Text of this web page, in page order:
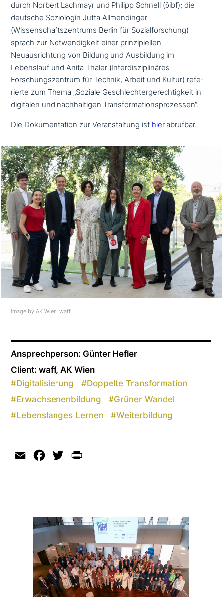
durch Norbert Lachmayr und Philipp Schnell (öibf); die
deutsche Soziologin Jutta Allmendinger
(Wissenschaftszentrums Berlin für Sozialforschung)
sprach zur Notwendigkeit einer prin­zi­pi­el­len
Neuausrichtung von Bildung und Ausbildung im
Lebenslauf und Anita Thaler (Interdisziplinäres
Forschungszentrum für Technik, Arbeit und Kultur) refe­
rier­te zum Thema „Soziale Geschlechtergerechtigkeit in
digitalen und nach­hal­ti­gen Transformationsprozessen“.
Die Dokumentation zur Veranstaltung ist hier abrufbar.
image by AK Wien, waff
Ansprechperson: Günter Hefler
Client: waff, AK Wien
#Digitalisierung #Doppelte Transformation
#Erwachsenenbildung #Grüner Wandel
#Lebenslanges Lernen #Weiterbildung
Email Facebook
Twitter